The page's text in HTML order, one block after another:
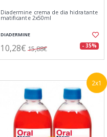
Diadermine crema de dia hidratante
matificante 2x50ml
DIADERMINE
10,28€ 15,88€ - 35%
2x1